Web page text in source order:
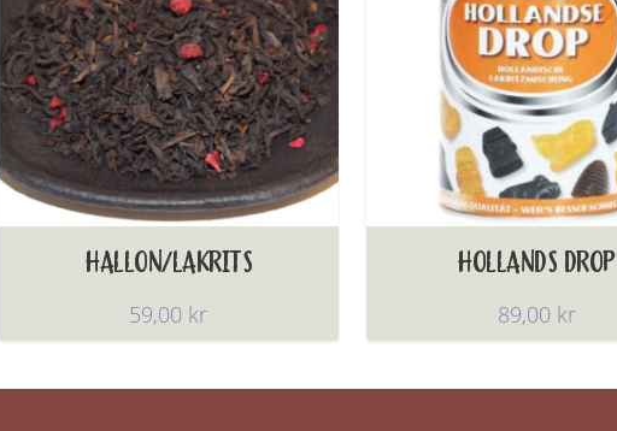
HALLON/LAKRITS
59,00 kr
HOLLANDS DROP
89,00 kr